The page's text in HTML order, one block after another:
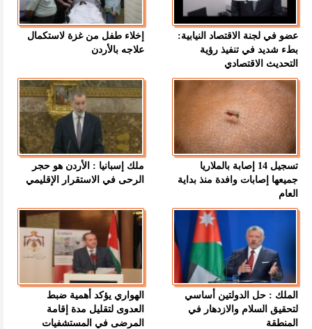
عضو في لجنة الاقتصاد النيابية:
بطء شديد في تنفيذ رؤية
التحديث الاقتصادي
إخلاء طفل من غزة لاستكمال
علاجه بالأردن
تسجيل 14 إصابة بالملاريا
جميعها إصابات وافدة منذ بداية
العام
ملك إسبانيا : الأردن هو حجر
الرحى في الاستقرار الإقليمي
الملك : حل الدولتين أساسي
لتحقيق السلام والازدهار في
المنطقة
الهواري يؤكد أهمية ضبط
العدوى لتقليل مدة إقامة
المرضى في المستشفيات